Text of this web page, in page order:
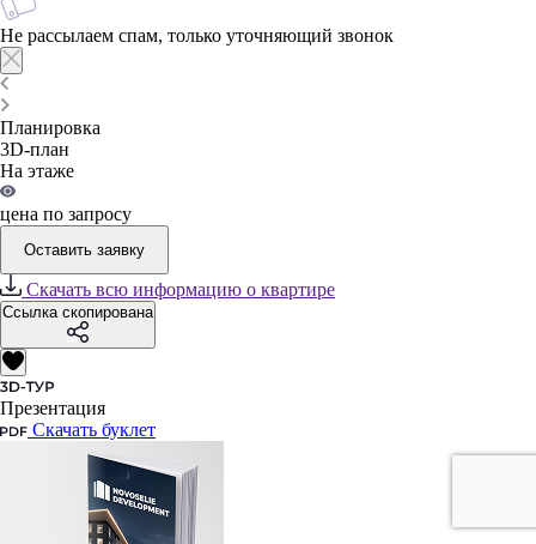
Не рассылаем спам, только уточняющий звонок
Планировка
3D-план
На этаже
цена по запросу
Оставить заявку
Скачать всю информацию о квартире
Ссылка скопирована
Презентация
Скачать буклет